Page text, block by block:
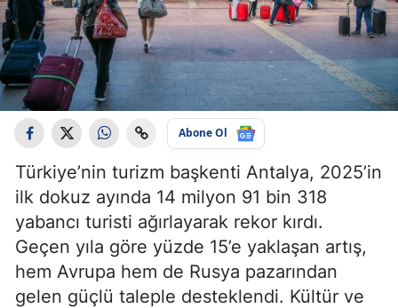
Abone Ol
Türkiye’nin turizm başkenti Antalya, 2025’in
ilk dokuz ayında 14 milyon 91 bin 318
yabancı turisti ağırlayarak rekor kırdı.
Geçen yıla göre yüzde 15’e yaklaşan artış,
hem Avrupa hem de Rusya pazarından
gelen güçlü taleple desteklendi. Kültür ve